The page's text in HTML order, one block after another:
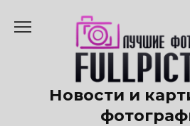
содержанию
Новости и